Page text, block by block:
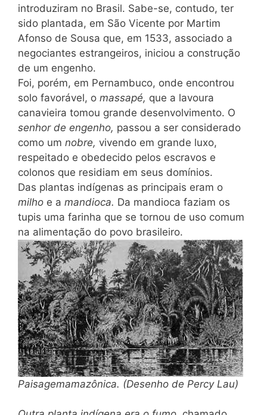
introduziram no Brasil. Sabe-se, contudo, ter
sido plantada, em São Vicente por Martim
Afonso de Sousa que, em 1533, associado a
negociantes estrangeiros, iniciou a construção
de um engenho.
Foi, porém, em Pernambuco, onde encontrou
solo favorável, o massapé, que a lavoura
canavieira tomou grande desenvolvimento. O
senhor de engenho, passou a ser considerado
como um nobre, vivendo em grande luxo,
respeitado e obedecido pelos escravos e
colonos que residiam em seus domínios.
Das plantas indígenas as principais eram o
milho e a mandioca. Da mandioca faziam os
tupis uma farinha que se tornou de uso comum
na alimentação do povo brasileiro.
Paisagemamazônica. (Desenho de Percy Lau)